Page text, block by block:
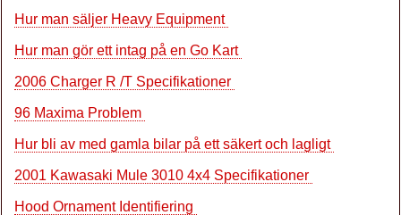
Hur man säljer Heavy Equipment
Hur man gör ett intag på en Go Kart
2006 Charger R /T Specifikationer
96 Maxima Problem
Hur bli av med gamla bilar på ett säkert och lagligt
2001 Kawasaki Mule 3010 4x4 Specifikationer
Hood Ornament Identifiering